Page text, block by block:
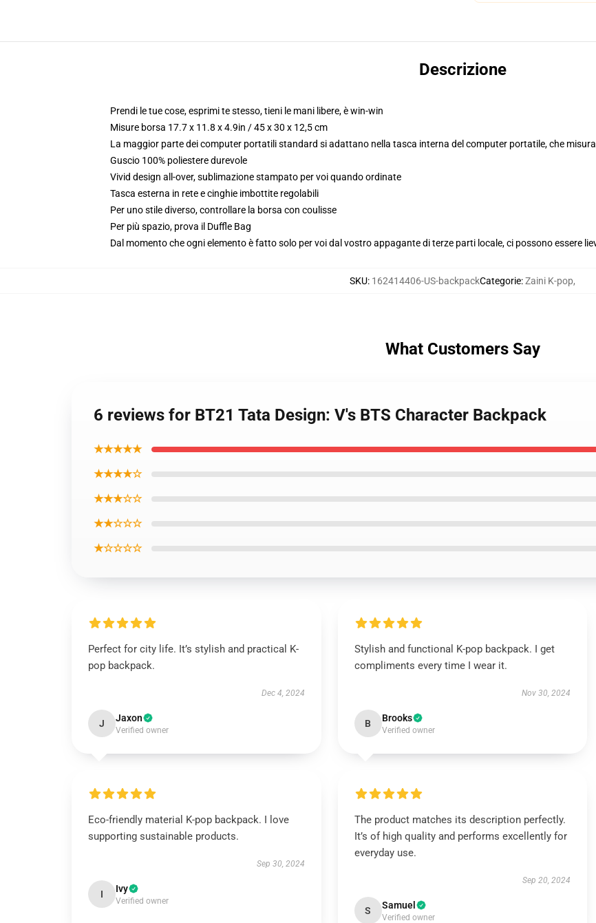
Descrizione
Prendi le tue cose, esprimi te stesso, tieni le mani libere, è win-win
Misure borsa 17.7 x 11.8 x 4.9in / 45 x 30 x 12,5 cm
La maggior parte dei computer portatili standard si adattano nella tasca interna del computer portatile, che
Guscio 100% poliestere durevole
Vivid design all-over, sublimazione stampato per voi quando ordinate
Tasca esterna in rete e cinghie imbottite regolabili
Per uno stile diverso, controllare la borsa con coulisse
Per più spazio, prova il Duffle Bag
Dal momento che ogni elemento è fatto solo per voi dal vostro appagante di terze parti locale, ci possono essere
SKU: 162414406-US-backpackCategorie:Zaini K-pop,
What Customers Say
6 reviews for BT21 Tata Design: V's BTS Character Backpack
★★★★★
★★★★☆
★★★☆☆
★★☆☆☆
★☆☆☆☆
Perfect for city life. It’s stylish and practical K-
pop backpack.
Dec 4, 2024
J Jaxon
Verified owner
Stylish and functional K-pop backpack. I get
compliments every time I wear it.
Nov 30, 2024
B Brooks
Verified owner
Eco-friendly material K-pop backpack. I love
supporting sustainable products.
Sep 30, 2024
I Ivy
Verified owner
The product matches its description perfectly.
It’s of high quality and performs excellently for
everyday use.
Sep 20, 2024
S Samuel
Verified owner